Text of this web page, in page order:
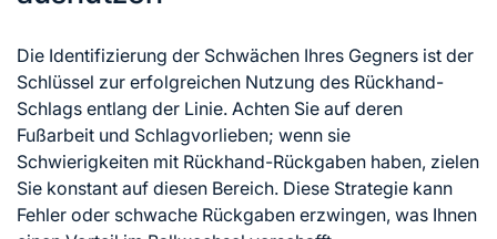
Die Identifizierung der Schwächen Ihres Gegners ist der
Schlüssel zur erfolgreichen Nutzung des Rückhand-
Schlags entlang der Linie. Achten Sie auf deren
Fußarbeit und Schlagvorlieben; wenn sie
Schwierigkeiten mit Rückhand-Rückgaben haben, zielen
Sie konstant auf diesen Bereich. Diese Strategie kann
Fehler oder schwache Rückgaben erzwingen, was Ihnen